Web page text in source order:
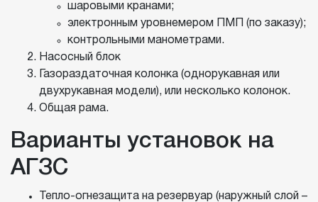
шаровыми кранами;
электронным уровнемером ПМП (по заказу);
контрольными манометрами.
Насосный блок
Газораздаточная колонка (однорукавная или
двухрукавная модели), или несколько колонок.
Общая рама.
Варианты установок на
АГЗС
Тепло-огнезащита на резервуар (наружный слой –